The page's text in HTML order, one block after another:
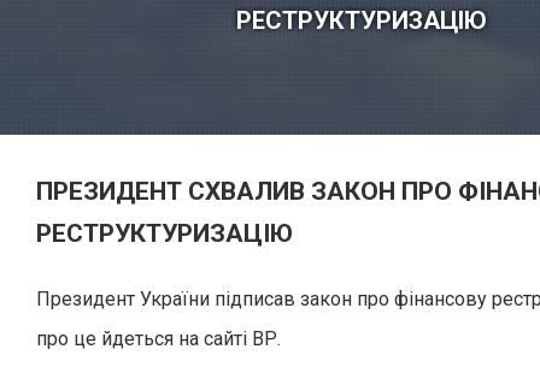
РЕСТРУКТУРИЗАЦІЮ
ПРЕЗИДЕНТ СХВАЛИВ ЗАКОН ПРО
РЕСТРУКТУРИЗАЦІЮ
Президент України підписав закон про фінансову
про це йдеться на сайті ВР.